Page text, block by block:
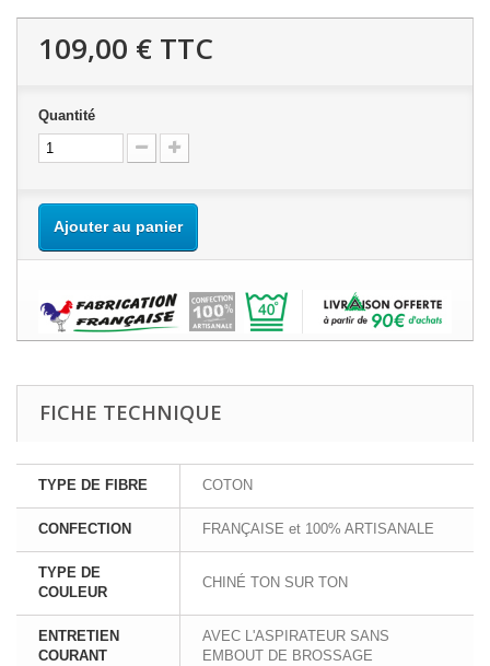
109,00 € TTC
Quantité
Ajouter au panier
FICHE TECHNIQUE
TYPE DE FIBRE COTON
CONFECTION FRANÇAISE et 100% ARTISANALE
TYPE DE
COULEUR
CHINÉ TON SUR TON
ENTRETIEN
COURANT
AVEC L'ASPIRATEUR SANS
EMBOUT DE BROSSAGE